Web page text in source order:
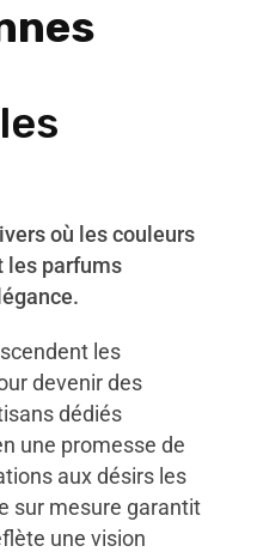
où les couleurs
les parfums
les
devenir des
dédiés
une promesse de
aux désirs les
sur mesure garantit
une vision